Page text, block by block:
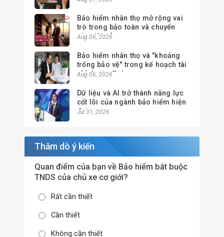
Bảo hiểm nhân thọ mở rộng vai
trò trong bảo toàn và chuyển
giao tài sản
Aug 06, 2026
Bảo hiểm nhân thọ và "khoảng
trống bảo vệ" trong kế hoạch tài
chính gia đình
Aug 06, 2026
Dữ liệu và AI trở thành năng lực
cốt lõi của ngành bảo hiểm hiện
đại
Jul 31, 2026
Thăm dò ý kiến
Quan điểm của bạn về Bảo hiểm bắt buộc
TNDS của chủ xe cơ giới?
Rất cần thiết
Cần thiết
Không cần thiết